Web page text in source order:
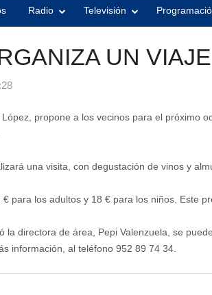
Radio Televisión
UN
propone a los vecinos para el próximo
una visita, con degustación de vinos y
para los adultos y 18 € para los niños. Este
la directora de área, Pepi Valenzuela, se
información, al teléfono 952 89 74 34.